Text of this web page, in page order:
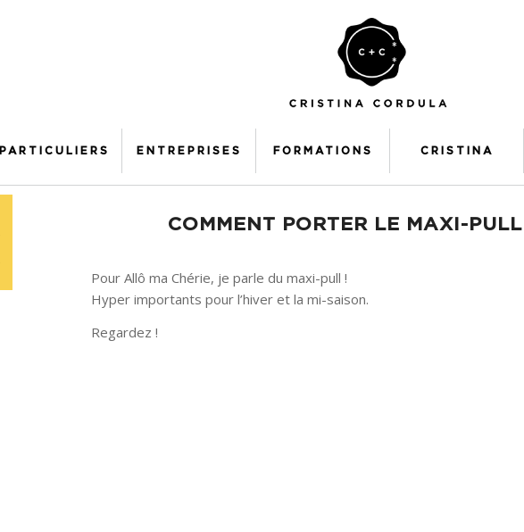
PARTICULIERS ENTREPRISES FORMATIONS CRISTINA
COMMENT PORTER LE MAXI-
Pour Allô ma Chérie, je parle du maxi-pull !
Hyper importants pour l’hiver et la mi-saison.
Regardez !